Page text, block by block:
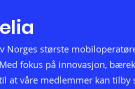
Norges største
fokus på innovasjon,
at våre medlemmer kan